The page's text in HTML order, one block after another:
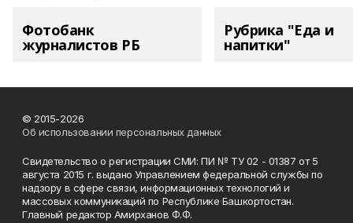
Фотобанк
журналистов РБ
Рубрика "Еда и
напитки"
© 2015-2026
Об использовании персональных данных
Свидетельство о регистрации СМИ: ПИ № ТУ 02 - 01387 от 5
августа 2015 г. выдано Управлением федеральной службы по
надзору в сфере связи, информационных технологий и
массовых коммуникаций по Республике Башкортостан.
Главный редактор Амирханов Ф.Ф.